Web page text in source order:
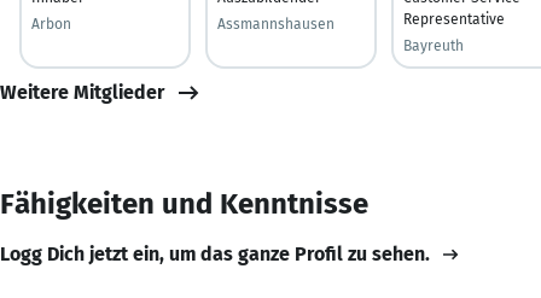
Arbon
Assmannshausen
Representative
Bayreuth
Weitere Mitglieder
Fähigkeiten und Kenntnisse
Logg Dich jetzt ein, um das ganze Profil zu sehen.